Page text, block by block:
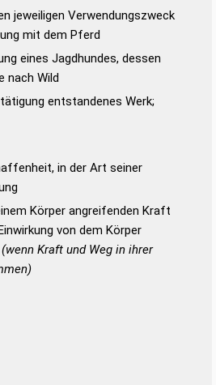
jeweiligen Verwendungszweck
mit dem Pferd
eines Jagdhundes, dessen
nach Wild
entstandenes Werk;
in der Art seiner
Körper angreifenden Kraft
von dem Körper
(wenn Kraft und Weg in ihrer